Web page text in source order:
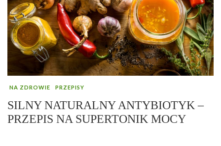
NA ZDROWIE PRZEPISY
SILNY NATURALNY ANTYBIOTYK –
PRZEPIS NA SUPERTONIK MOCY